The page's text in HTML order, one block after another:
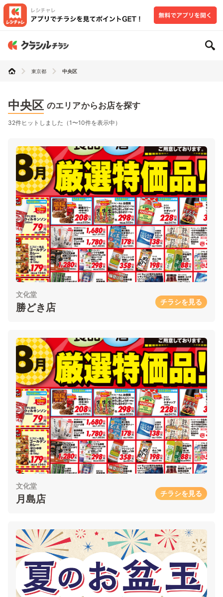
東京都 中央区
中央区 のエリアからお店を探す
32件ヒットしました（1〜10件を表示中）
文化堂
勝どき店 チラシを見る
文化堂
月島店 チラシを見る